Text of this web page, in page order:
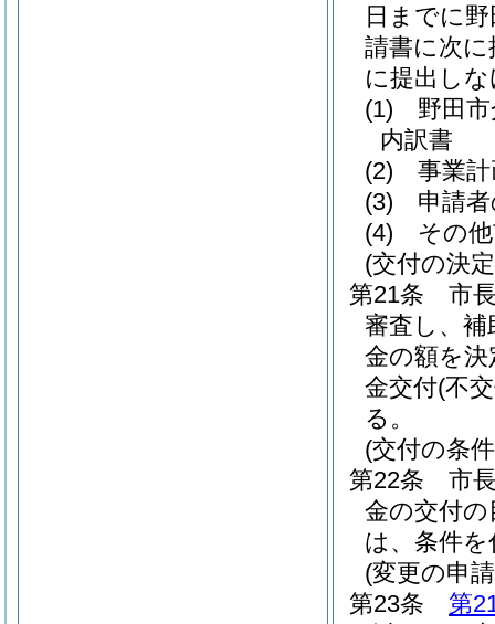
日までに
請書に次
に提出し
(1)
野田
内訳書
(2)
事業
(3)
申請
(4)
その
(交付の決
第21条
市
審査し、
金の額を決
金交付(不
る。
(交付の条
第22条
市
金の交付
は、条件
(変更の申
第23条
第